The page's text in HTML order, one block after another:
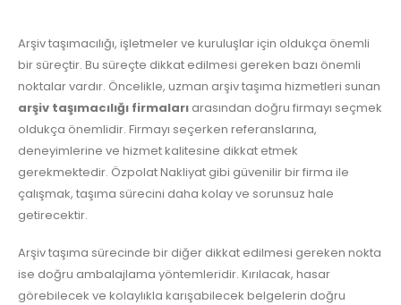
Arşiv taşımacılığı, işletmeler ve kuruluşlar için oldukça önemli
bir süreçtir. Bu süreçte dikkat edilmesi gereken bazı önemli
noktalar vardır. Öncelikle, uzman arşiv taşıma hizmetleri sunan
arşiv taşımacılığı firmaları arasından doğru firmayı seçmek
oldukça önemlidir. Firmayı seçerken referanslarına,
deneyimlerine ve hizmet kalitesine dikkat etmek
gerekmektedir. Özpolat Nakliyat gibi güvenilir bir firma ile
çalışmak, taşıma sürecini daha kolay ve sorunsuz hale
getirecektir.
Arşiv taşıma sürecinde bir diğer dikkat edilmesi gereken nokta
ise doğru ambalajlama yöntemleridir. Kırılacak, hasar
görebilecek ve kolaylıkla karışabilecek belgelerin doğru